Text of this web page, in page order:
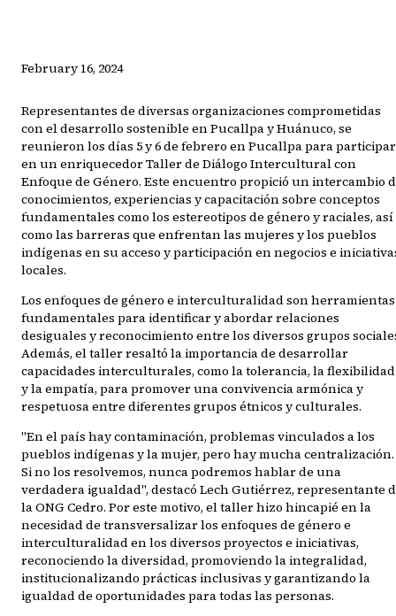
February 16, 2024
Representantes de diversas organizaciones comprometidas
con el desarrollo sostenible en Pucallpa y Huánuco, se
reunieron los días 5 y 6 de febrero en Pucallpa para participar
en un enriquecedor Taller de Diálogo Intercultural con
Enfoque de Género. Este encuentro propició un intercambio
conocimientos, experiencias y capacitación sobre conceptos
fundamentales como los estereotipos de género y raciales, así
como las barreras que enfrentan las mujeres y los pueblos
indígenas en su acceso y participación en negocios e
locales.
Los enfoques de género e interculturalidad son herramientas
fundamentales para identificar y abordar relaciones
desiguales y reconocimiento entre los diversos grupos
Además, el taller resaltó la importancia de desarrollar
capacidades interculturales, como la tolerancia, la flexibilidad
y la empatía, para promover una convivencia armónica y
respetuosa entre diferentes grupos étnicos y culturales.
"En el país hay contaminación, problemas vinculados a los
pueblos indígenas y la mujer, pero hay mucha centralización.
Si no los resolvemos, nunca podremos hablar de una
verdadera igualdad", destacó Lech Gutiérrez, representante
la ONG Cedro. Por este motivo, el taller hizo hincapié en la
necesidad de transversalizar los enfoques de género e
interculturalidad en los diversos proyectos e iniciativas,
reconociendo la diversidad, promoviendo la integralidad,
institucionalizando prácticas inclusivas y garantizando la
igualdad de oportunidades para todas las personas.